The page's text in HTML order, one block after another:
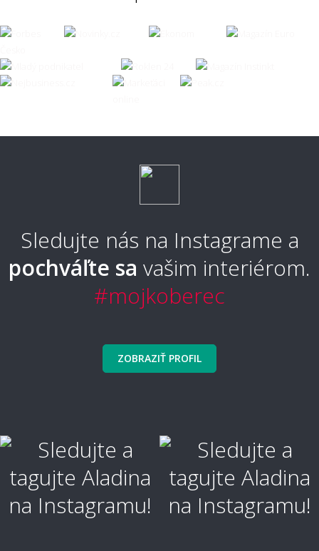
👣 Pohodlie a každodenné používanie
naboso?
Aký typ koberca je najpohodlnejší?
Aký typ koberca sa nebude zošliapávať?
Ako sa koberec čistí a udržuje?
Ako vyčistiť škvrny?
Ako je koberec odolný voči škvrnám?
Sledujte nás na Instagrame a
pochváľte sa vašim interiérom.
#mojkoberec
ZOBRAZIŤ PROFIL